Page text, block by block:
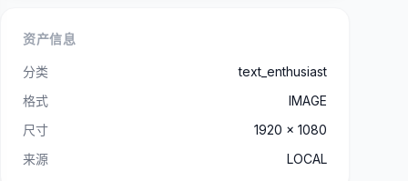
资产信息
分类
text_enthusiast
格式
IMAGE
尺寸
1920 x 1080
来源
LOCAL